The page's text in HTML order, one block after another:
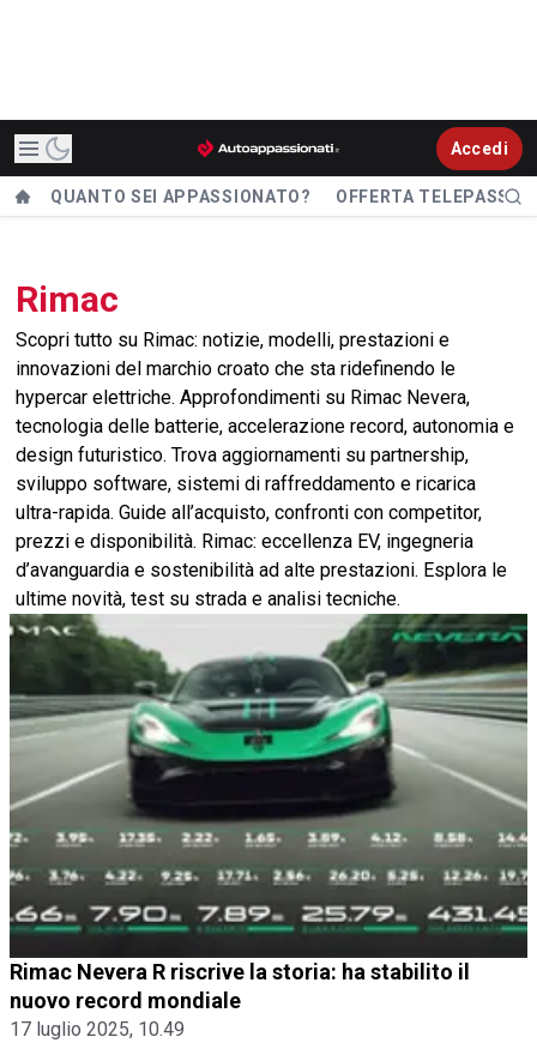
Accedi
QUANTO SEI APPASSIONATO? OFFERTA TELEPASS
Rimac
Scopri tutto su Rimac: notizie, modelli, prestazioni e
innovazioni del marchio croato che sta ridefinendo le
hypercar elettriche. Approfondimenti su Rimac Nevera,
tecnologia delle batterie, accelerazione record, autonomia e
design futuristico. Trova aggiornamenti su partnership,
sviluppo software, sistemi di raffreddamento e ricarica
ultra-rapida. Guide all’acquisto, confronti con competitor,
prezzi e disponibilità. Rimac: eccellenza EV, ingegneria
d’avanguardia e sostenibilità ad alte prestazioni. Esplora le
ultime novità, test su strada e analisi tecniche.
Rimac Nevera R riscrive la storia: ha stabilito il
nuovo record mondiale
17 luglio 2025, 10.49